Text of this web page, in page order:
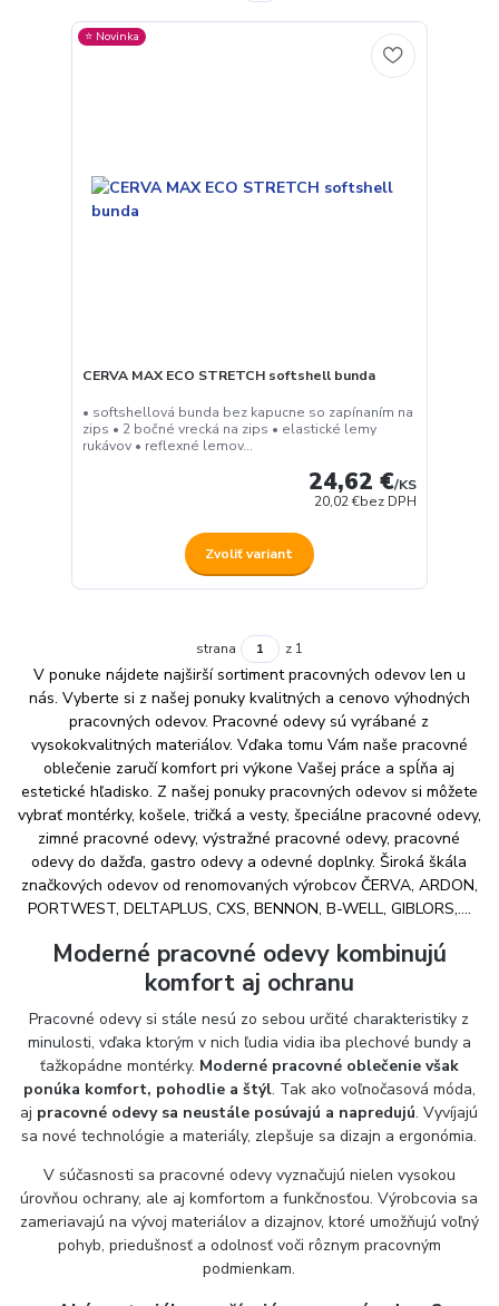
⭐️ Novinka
CERVA MAX ECO STRETCH softshell bunda
• softshellová bunda bez kapucne so zapínaním na
zips • 2 bočné vrecká na zips • elastické lemy
rukávov • reflexné lemov...
24,62 €/KS
20,02 €bez DPH
Zvoliť variant
strana z 1
V ponuke nájdete najširší sortiment pracovných odevov len u
nás. Vyberte si z našej ponuky kvalitných a cenovo výhodných
pracovných odevov. Pracovné odevy sú vyrábané z
vysokokvalitných materiálov. Vďaka tomu Vám naše pracovné
oblečenie zaručí komfort pri výkone Vašej práce a spĺňa aj
estetické hľadisko. Z našej ponuky pracovných odevov si môžete
vybrať montérky, košele, tričká a vesty, špeciálne pracovné odevy,
zimné pracovné odevy, výstražné pracovné odevy, pracovné
odevy do dažďa, gastro odevy a odevné doplnky. Široká škála
značkových odevov od renomovaných výrobcov ČERVA, ARDON,
PORTWEST, DELTAPLUS, CXS, BENNON, B-WELL, GIBLORS,....
Moderné pracovné odevy kombinujú
komfort aj ochranu
Pracovné odevy si stále nesú zo sebou určité charakteristiky z
minulosti, vďaka ktorým v nich ľudia vidia iba plechové bundy a
ťažkopádne montérky. Moderné pracovné oblečenie však
ponúka komfort, pohodlie a štýl. Tak ako voľnočasová móda,
aj pracovné odevy sa neustále posúvajú a napredujú. Vyvíjajú
sa nové technológie a materiály, zlepšuje sa dizajn a ergonómia.
V súčasnosti sa pracovné odevy vyznačujú nielen vysokou
úrovňou ochrany, ale aj komfortom a funkčnosťou. Výrobcovia sa
zameriavajú na vývoj materiálov a dizajnov, ktoré umožňujú voľný
pohyb, priedušnosť a odolnosť voči rôznym pracovným
podmienkam.